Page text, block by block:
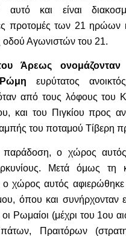
αυτό και είναι
προτομές των 21 ηρώων
οδού Αγωνιστών του 21.
Άρεως
ευρύτατος
από τους λόφους του
και του Πιγκίου προς
του ποταμού Τίβερη
παράδοση, ο χώρος
Μετά όμως τη
ο χώρος αυτός
όπου και συνήρχονταν
οι Ρωμαίοι (μέχρι του 1ου
Πραιτόρων